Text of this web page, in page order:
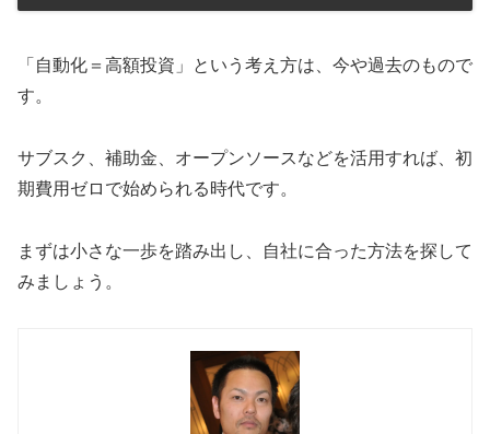
「自動化＝高額投資」という考え方は、今や過去のもので
す。
サブスク、補助金、オープンソースなどを活用すれば、初
期費用ゼロで始められる時代です。
まずは小さな一歩を踏み出し、自社に合った方法を探して
みましょう。